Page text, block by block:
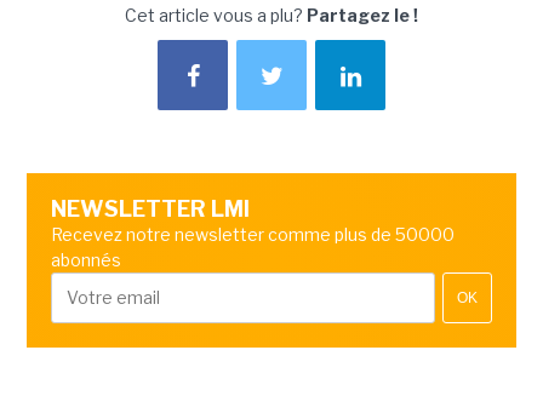
Cet article vous a plu? Partagez le !
NEWSLETTER LMI
Recevez notre newsletter comme plus de 50000
abonnés
OK